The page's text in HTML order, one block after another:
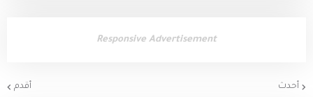
Responsive Advertisement
أحدث أقدم